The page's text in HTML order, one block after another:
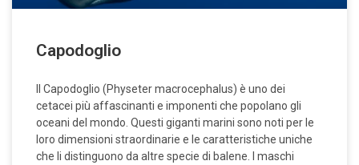
Capodoglio
Il Capodoglio (Physeter macrocephalus) è uno dei
cetacei più affascinanti e imponenti che popolano gli
oceani del mondo. Questi giganti marini sono noti per le
loro dimensioni straordinarie e le caratteristiche uniche
che li distinguono da altre specie di balene. I maschi